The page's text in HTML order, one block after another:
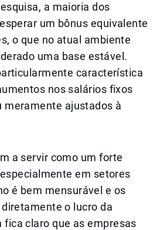
a maioria dos
um bônus equivalente
o que no atual ambiente
uma base estável.
característica
nos salários fixos
meramente ajustados à
a servir como um forte
em setores
é bem mensurável e os
o lucro da
fica claro que as empresas